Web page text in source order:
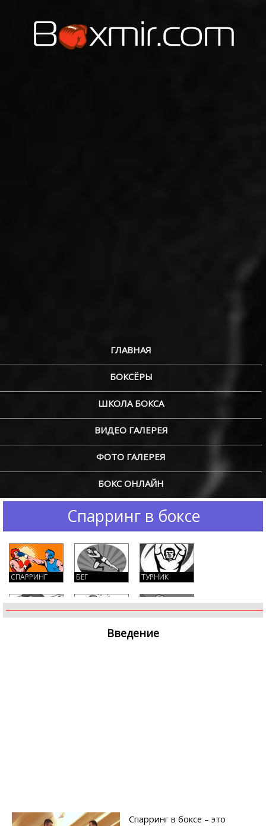
ГЛАВНАЯ
БОКСЁРЫ
ШКОЛА БОКСА
ВИДЕО ГАЛЕРЕЯ
ФОТО ГАЛЕРЕЯ
БОКС ОНЛАЙН
Спарринг в боксе
СПАРРИНГ БЕГ ТУРНИК
Введение
Спарринг в боксе – это